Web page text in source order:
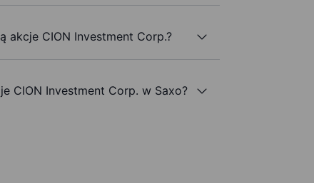
akcje CION Investment Corp.?
CION Investment Corp. w Saxo?